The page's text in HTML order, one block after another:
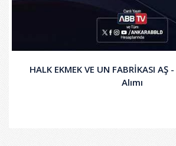
HALK EKMEK VE UN FABRİKASI
Alımı